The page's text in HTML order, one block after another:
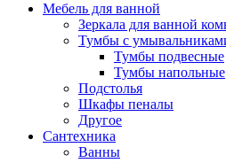
Мебель для ванной
Зеркала для ванной
Тумбы с
Тумбы подвесные
Тумбы напольные
Подстолья
Шкафы пеналы
Другое
Сантехника
Ванны